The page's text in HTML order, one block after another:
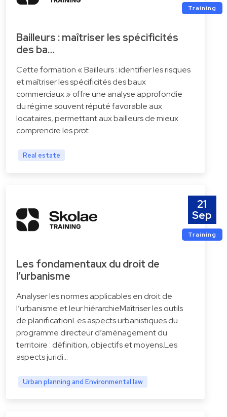
Training
Bailleurs : maîtriser les spécificités
des ba…
Cette formation « Bailleurs : identifier les risques
et maîtriser les spécificités des baux
commerciaux » offre une analyse approfondie
du régime souvent réputé favorable aux
locataires, permettant aux bailleurs de mieux
comprendre les prot…
Real estate
21
Sep
Training
Les fondamentaux du droit de
l’urbanisme
Analyser les normes applicables en droit de
l’urbanisme et leur hiérarchieMaîtriser les outils
de planificationLes aspects urbanistiques du
programme directeur d’aménagement du
territoire : définition, objectifs et moyens.Les
aspects juridi…
Urban planning and Environmental law